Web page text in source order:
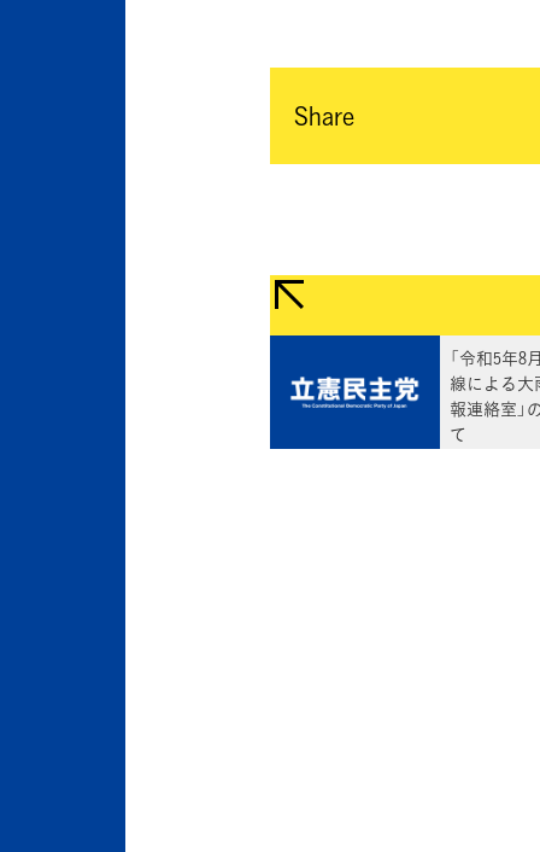
Share
「令和5年8
線による
報連絡室」
て